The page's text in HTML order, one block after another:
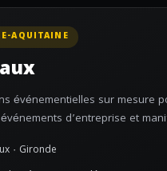
AQUITAINE
événementielles sur mesure
d’entreprise et
· Gironde